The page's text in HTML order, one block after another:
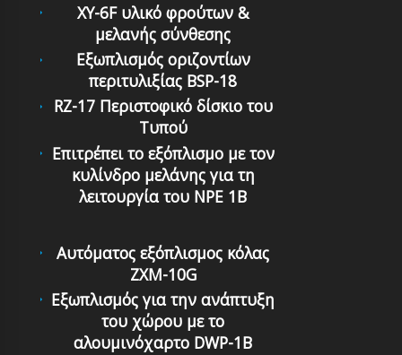
XY-6F υλικό φρούτων &
μελανής σύνθεσης
Εξωπλισμός οριζοντίων
περιτυλιξίας BSP-18
RZ-17 Περιστοφικό δίσκιο του
Τυπού
Επιτρέπει το εξόπλισμο με τον
κυλίνδρο μελάνης για τη
λειτουργία του NPE 1B
Αυτόματος εξόπλισμος κόλας
ZXM-10G
Εξωπλισμός για την ανάπτυξη
του χώρου με το
αλουμινόχαρτο DWP-1B